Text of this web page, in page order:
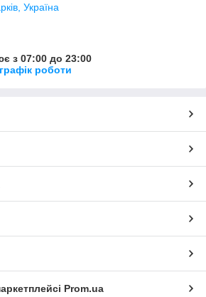
Україна
з 07:00 до 23:00
роботи
Prom.ua